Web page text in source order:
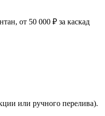
от 50 000 ₽ за каскад
или ручного перелива).